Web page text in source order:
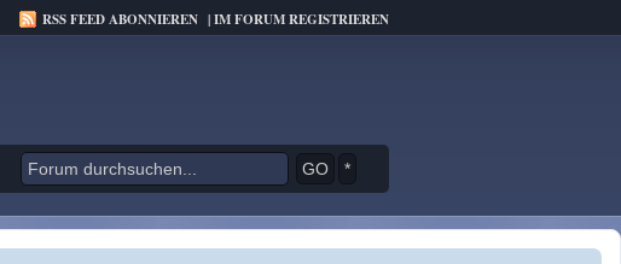
RSS FEED ABONNIEREN |IM FORUM REGISTRIEREN
*